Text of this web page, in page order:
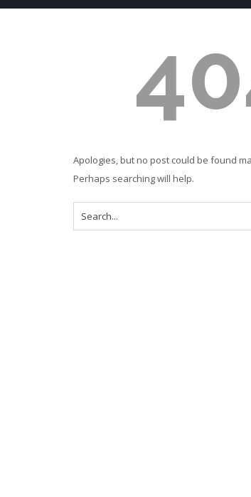
Apologies, but no post could be found
Perhaps searching will help.